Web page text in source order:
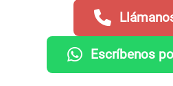
Escríbenos